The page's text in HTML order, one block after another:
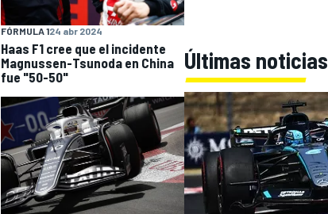
FÓRMULA 124 abr 2024
Haas F1 cree que el incidente
Magnussen-Tsunoda en China
fue "50-50"
Últimas noticias